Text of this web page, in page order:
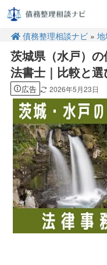
債務整理相談ナビ »
茨城県（水戸）
法書士｜比較と選
広告 2026年5月23日